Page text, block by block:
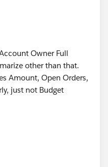
Owner Full
other than that.
Amount, Open Orders,
just not Budget